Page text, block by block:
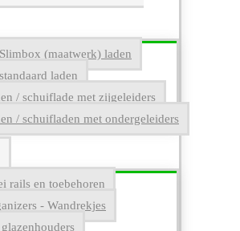
(maatwerk) laden
laden
/ schuiflade met zijgeleiders
/ schuifladen met ondergeleiders
rails en toebehoren
- Wandrekjes